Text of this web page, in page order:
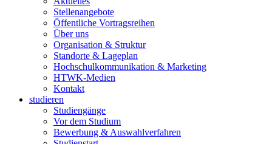
Stellenangebote
Öffentliche Vortragsreihen
Über uns
Organisation & Struktur
Standorte & Lageplan
Hochschulkommunikation & Marketing
HTWK-Medien
Kontakt
studieren
Studiengänge
Vor dem Studium
Bewerbung & Auswahlverfahren